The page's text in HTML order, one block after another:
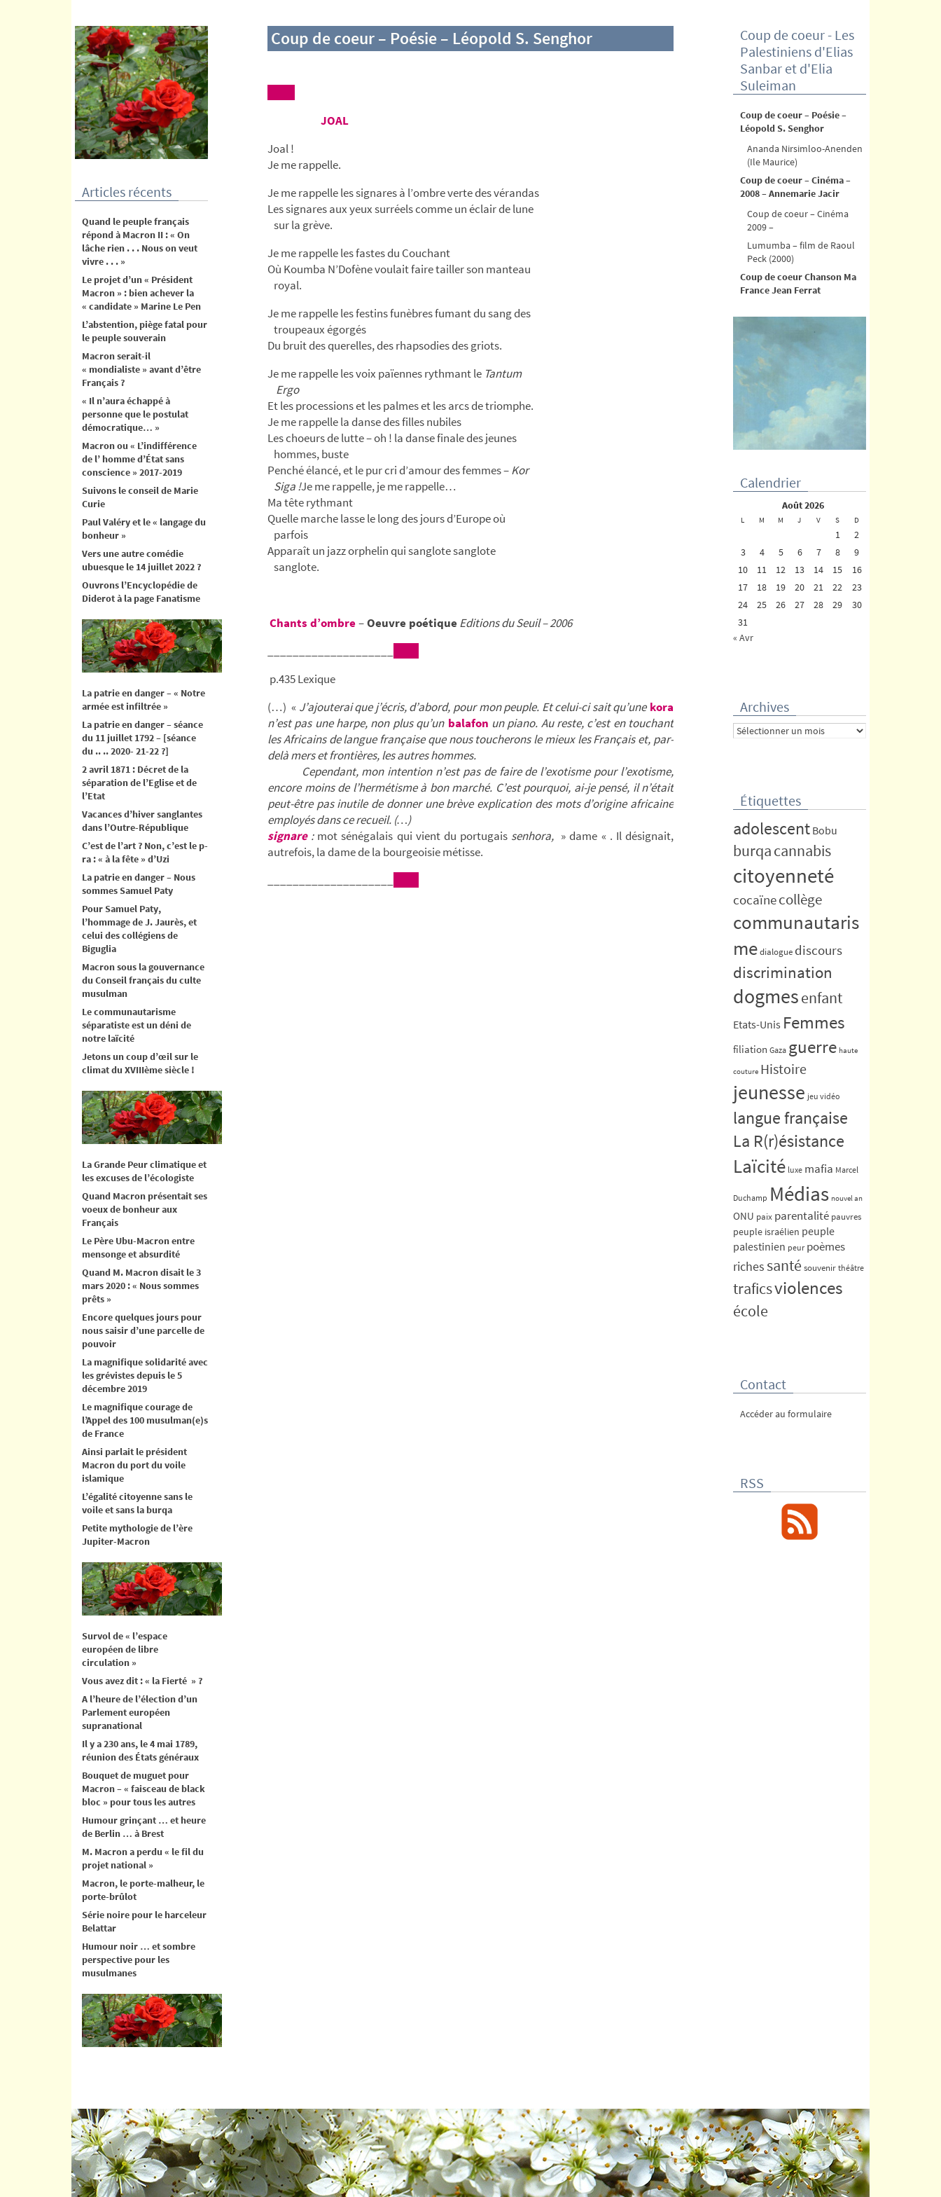
Coup de coeur – Poésie – Léopold S. Senghor
JOAL
Joal !
Je me rappelle.
Je me rappelle les signares à l’ombre verte des vérandas
Les signares aux yeux surréels comme un éclair de lune
sur la grève.
Je me rappelle les fastes du Couchant
Où Koumba N’Dofène voulait faire tailler son manteau
royal.
Je me rappelle les festins funèbres fumant du sang des
troupeaux égorgés
Du bruit des querelles, des rhapsodies des griots.
Je me rappelle les voix païennes rythmant le Tantum
Ergo
Et les processions et les palmes et les arcs de triomphe.
Je me rappelle la danse des filles nubiles
Les choeurs de lutte – oh ! la danse finale des jeunes
hommes, buste
Penché élancé, et le pur cri d’amour des femmes –Kor
Siga !Je me rappelle, je me rappelle…
Ma tête rythmant
Quelle marche lasse le long des jours d’Europe où
parfois
Apparaît un jazz orphelin qui sanglote sanglote
sanglote.
Chants d’ombre–Oeuvre poétiqueEditions du Seuil – 2006
p.435 Lexique
(…) « J’ajouterai que j’écris, d’abord, pour mon peuple. Et celui-ci sait qu’unekora
n’est pas une harpe, non plus qu’unbalafon un piano. Au reste, c’est en touchant
les Africains de langue française que nous toucherons le mieux les Français et, par-
delà mers et frontières, les autres hommes.
Cependant, mon intention n’est pas de faire de l’exotisme pour l’exotisme,
encore moins de l’hermétisme à bon marché. C’est pourquoi, ai-je pensé, il n’était
peut-être pas inutile de donner une brève explication des mots d’origine africaine
employés dans ce recueil. (…)
signare:mot sénégalais qui vient du portugais senhora, » dame « . Il désignait,
autrefois, la dame de la bourgeoisie métisse.
Articles récents
Quand le peuple français
répond à Macron II : « On
lâche rien . . . Nous on veut
vivre . . . »
Le projet d’un « Président
Macron » : bien achever la
« candidate » Marine Le Pen
L’abstention, piège fatal pour
le peuple souverain
Macron serait-il
« mondialiste » avant d’être
Français ?
« Il n’aura échappé à
personne que le postulat
démocratique… »
Macron ou « L’indifférence
de l’ homme d’État sans
conscience » 2017-2019
Suivons le conseil de Marie
Curie
Paul Valéry et le « langage du
bonheur »
Vers une autre comédie
ubuesque le 14 juillet 2022 ?
Ouvrons l’Encyclopédie de
Diderot à la page Fanatisme
La patrie en danger – « Notre
armée est infiltrée »
La patrie en danger – séance
du 11 juillet 1792 – [séance
du .. .. 2020- 21-22 ?]
2 avril 1871 : Décret de la
séparation de l’Eglise et de
l’Etat
Vacances d’hiver sanglantes
dans l’Outre-République
C’est de l’art ? Non, c’est le p-
ra : « à la fête » d’Uzi
La patrie en danger – Nous
sommes Samuel Paty
Pour Samuel Paty,
l’hommage de J. Jaurès, et
celui des collégiens de
Biguglia
Macron sous la gouvernance
du Conseil français du culte
musulman
Le communautarisme
séparatiste est un déni de
notre laïcité
Jetons un coup d’œil sur le
climat du XVIIIème siècle !
La Grande Peur climatique et
les excuses de l’écologiste
Quand Macron présentait ses
voeux de bonheur aux
Français
Le Père Ubu-Macron entre
mensonge et absurdité
Quand M. Macron disait le 3
mars 2020 : « Nous sommes
prêts »
Encore quelques jours pour
nous saisir d’une parcelle de
pouvoir
La magnifique solidarité avec
les grévistes depuis le 5
décembre 2019
Le magnifique courage de
l’Appel des 100 musulman(e)s
de France
Ainsi parlait le président
Macron du port du voile
islamique
L’égalité citoyenne sans le
voile et sans la burqa
Petite mythologie de l’ère
Jupiter-Macron
Survol de « l’espace
européen de libre
circulation »
Vous avez dit : « la Fierté » ?
A l’heure de l’élection d’un
Parlement européen
supranational
Il y a 230 ans, le 4 mai 1789,
réunion des États généraux
Bouquet de muguet pour
Macron – « faisceau de black
bloc » pour tous les autres
Humour grinçant … et heure
de Berlin … à Brest
M. Macron a perdu « le fil du
projet national »
Macron, le porte-malheur, le
porte-brûlot
Série noire pour le harceleur
Belattar
Humour noir … et sombre
perspective pour les
musulmanes
Coup de coeur - Les
Palestiniens d'Elias
Sanbar et d'Elia
Suleiman
Coup de coeur – Poésie –
Léopold S. Senghor
Ananda Nirsimloo-Anenden
(Ile Maurice)
Coup de coeur – Cinéma –
2008 – Annemarie Jacir
Coup de coeur – Cinéma
2009 –
Lumumba – film de Raoul
Peck (2000)
Coup de coeur Chanson Ma
France Jean Ferrat
Calendrier
août 2026
L M M J V S D
1
2
3
4 5 6 7 8
9
10
11 12 13 14 15
16
17
18 19 20 21 22
23
24
25 26 27 28 29
30
31
« Avr
Archives
Archives
Étiquettes
adolescent Bobu
burqacannabis
citoyenneté
cocaïnecollège
communautaris
medialogue discours
discrimination
dogmesenfant
Etats-Unis Femmes
filiation Gaza guerre haute
couture Histoire
jeunesse jeu vidéo
langue française
La R(r)ésistance
Laïcité luxe mafia Marcel
Duchamp Médias nouvel an
ONU paix parentalité pauvres
peuple israélien peuple
palestinien peur poèmes
riches santé souvenir théâtre
traficsviolences
école
Contact
Accéder au formulaire
RSS